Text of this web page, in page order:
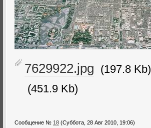
7629922.jpg (197.8 Kb)
(451.9 Kb)
Сообщение № 18 (Суббота, 28 Авг 2010, 19:06)